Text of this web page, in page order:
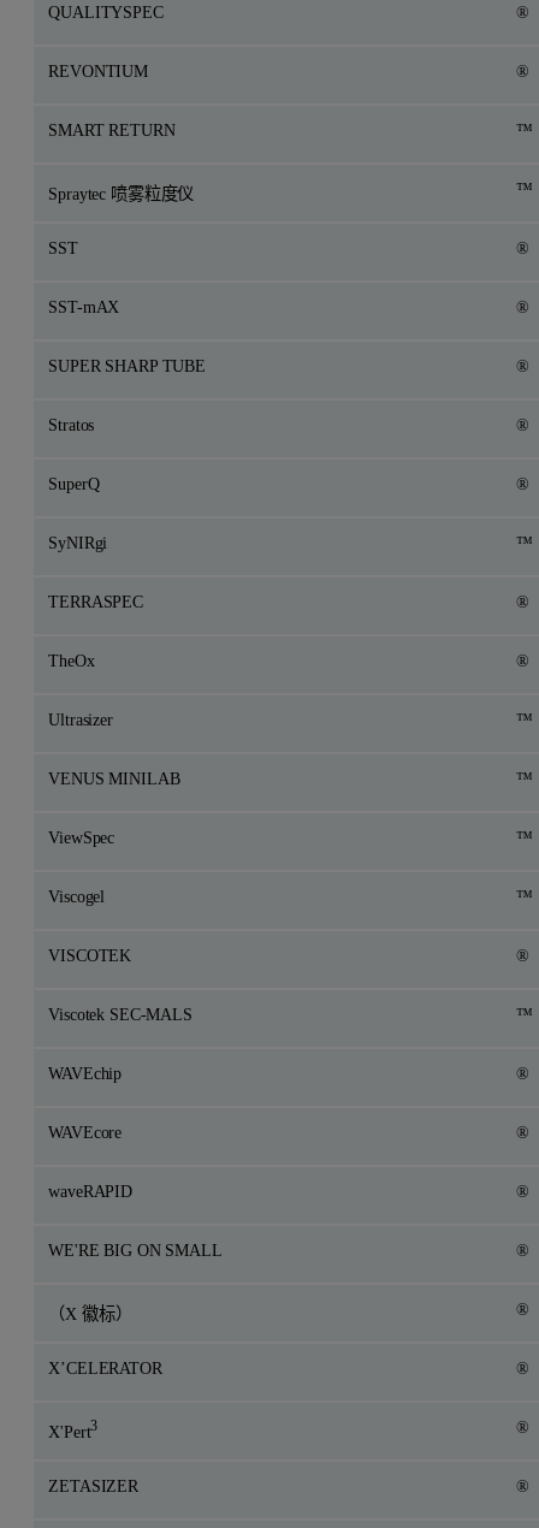
QUALITYSPEC ®
REVONTIUM ®
SMART RETURN ™
Spraytec 喷雾粒度仪 ™
SST ®
SST-mAX ®
SUPER SHARP TUBE ®
Stratos ®
SuperQ ®
SyNIRgi ™
TERRASPEC ®
TheOx ®
Ultrasizer ™
VENUS MINILAB ™
ViewSpec ™
Viscogel ™
VISCOTEK ®
Viscotek SEC-MALS ™
WAVEchip ®
WAVEcore ®
waveRAPID ®
WE'RE BIG ON SMALL ®
（X 徽标） ®
X’CELERATOR ®
X'Pert3 ®
ZETASIZER ®